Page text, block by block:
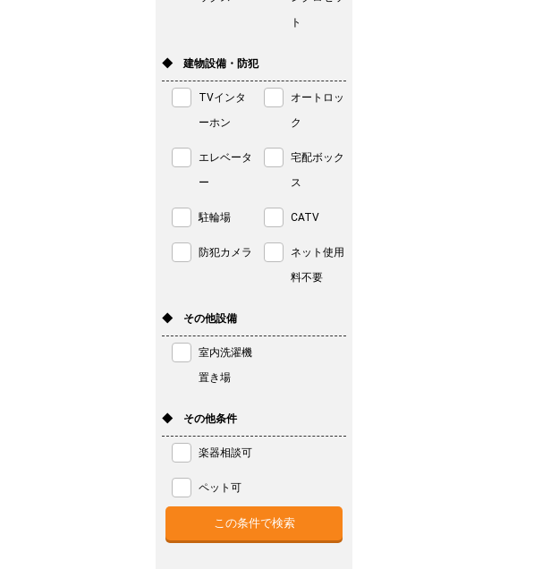
ト
◆ 建物設備・防犯
TVインタ
ーホン
オートロッ
ク
エレベータ
ー
宅配ボック
ス
駐輪場 CATV
防犯カメラ
ネット使用
料不要
◆ その他設備
室内洗濯機
置き場
◆ その他条件
楽器相談可
ペット可